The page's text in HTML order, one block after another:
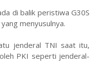
di balik peristiwa G30S
menyusulnya.
jenderal TNI saat itu,
PKI seperti jenderal-